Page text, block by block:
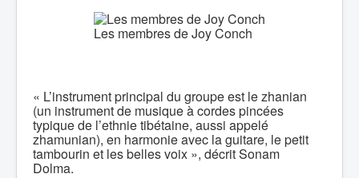
Les membres de Joy Conch
« L’instrument principal du groupe est le zhanian
(un instrument de musique à cordes pincées
typique de l’ethnie tibétaine, aussi appelé
zhamunian), en harmonie avec la guitare, le petit
tambourin et les belles voix », décrit Sonam
Dolma.